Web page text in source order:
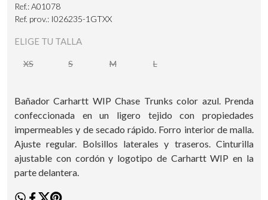
Ref.: A01078
Ref. prov.: I026235-1GTXX
ELIGE TU TALLA
XS S M L
Bañador Carhartt WIP Chase Trunks color azul. Prenda
confeccionada en un ligero tejido con propiedades
impermeables y de secado rápido. Forro interior de malla.
Ajuste regular. Bolsillos laterales y traseros. Cinturilla
ajustable con cordón y logotipo de Carhartt WIP en la
parte delantera.